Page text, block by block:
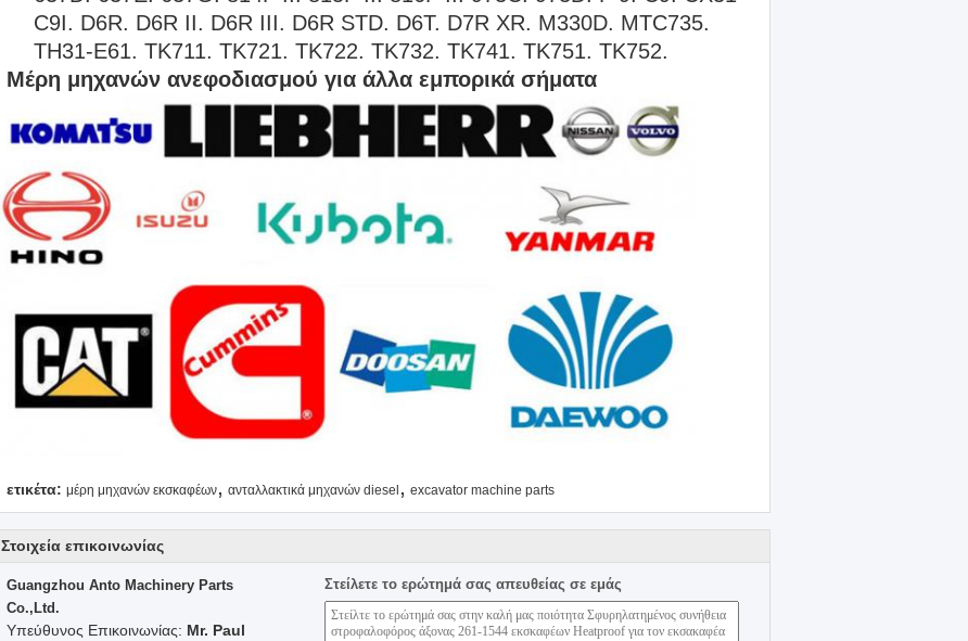
C9I. D6R. D6R ΙΙ. D6R ΙΙΙ. D6R STD. D6T. D7R XR. M330D. MTC735.
TH31-E61. TK711. TK721. TK722. TK732. TK741. TK751. TK752.
Μέρη μηχανών ανεφοδιασμού για άλλα εμπορικά σήματα
ετικέτα: μέρη μηχανών εκσκαφέων, ανταλλακτικά μηχανών diesel , excavator machine parts
Στοιχεία επικοινωνίας
Guangzhou Anto Machinery Parts
Co.,Ltd.
Υπεύθυνος Επικοινωνίας: Mr. Paul
Στείλετε το ερώτημά σας απευθείας σε εμάς